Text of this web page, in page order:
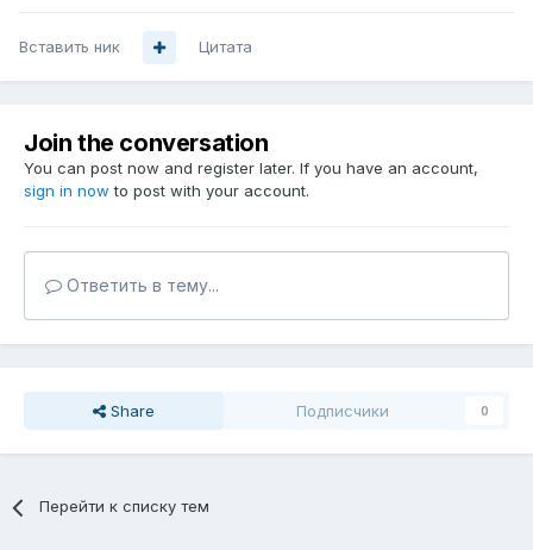
Вставить ник Цитата
Join the conversation
You can post now and register later. If you have an account,
sign in now to post with your account.
Ответить в тему...
Share Подписчики 0
Перейти к списку тем